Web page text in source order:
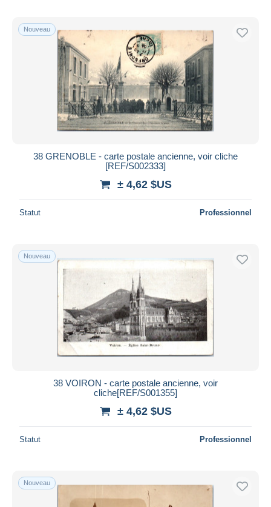
Nouveau
38 GRENOBLE - carte postale ancienne, voir cliche
[REF/S002333]
± 4,62 $US
Statut Professionnel
Nouveau
38 VOIRON - carte postale ancienne, voir
cliche[REF/S001355]
± 4,62 $US
Statut Professionnel
Nouveau